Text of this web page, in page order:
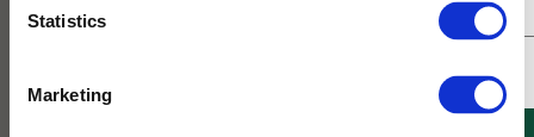
Statistics
Marketing